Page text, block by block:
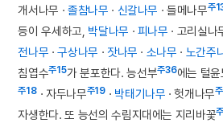
개서나무 · 졸참나무 · 신갈나무 · 들메나무주
등이 우세하고, 박달나무 · 피나무 · 고리실나
전나무 ·구상나무 · 잣나무 · 소나무 · 노간주
침엽수주15가 분포한다. 능선부주36에는 털
주18 · 자두나무주19 · 박태기나무 · 헛개나무
자생한다. 또 능선의 수림지대에는 지리바꽃